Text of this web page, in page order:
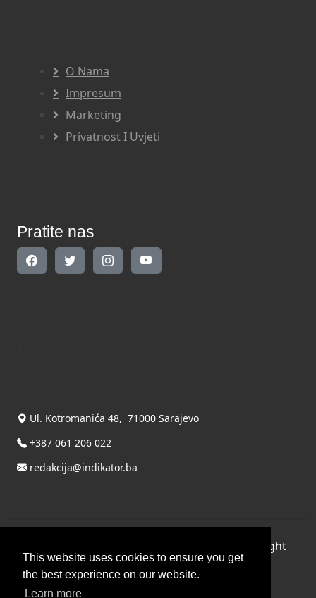
This website uses cookies to ensure you get
the best experience on our website.
Learn more
O Nama
Impresum
Marketing
Privatnost I Uvjeti
Pratite nas
Ul. Kotromanića 48, 71000 Sarajevo
+387 061 206 022
redakcija@indikator.ba
, All Right
Reserved.
Terms Of Use